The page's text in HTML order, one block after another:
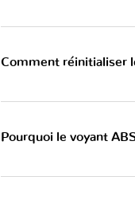
Comment réinitialiser
Pourquoi le voyant